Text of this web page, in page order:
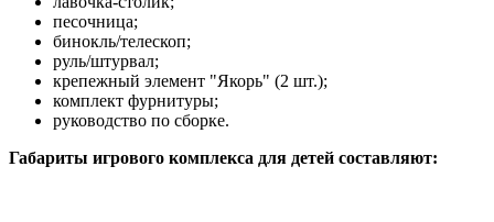
песочница;
бинокль/телескоп;
руль/штурвал;
крепежный элемент "Якорь" (2 шт.);
комплект фурнитуры;
руководство по сборке.
Габариты игрового комплекса для детей составляют: